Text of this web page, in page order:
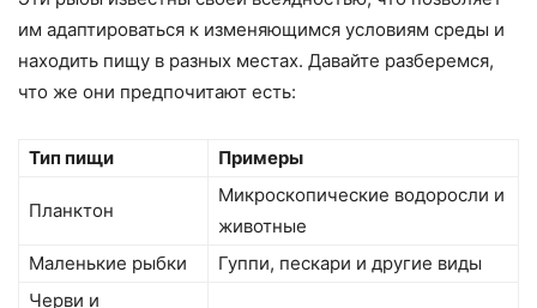
им адаптироваться к изменяющимся условиям среды и
находить пищу в разных местах. Давайте разберемся,
что же они предпочитают есть:
Тип пищи Примеры
Планктон
Микроскопические водоросли и
животные
Маленькие рыбки
Гуппи, пескари и другие виды
Черви и